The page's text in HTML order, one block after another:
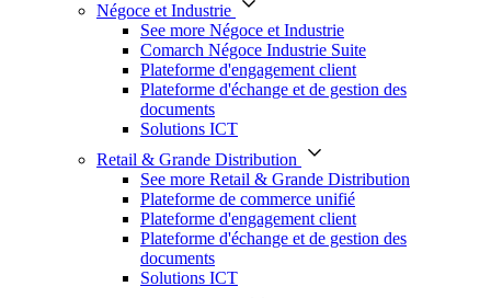
Négoce et Industrie
See more Négoce et Industrie
Comarch Négoce Industrie Suite
Plateforme d'engagement client
Plateforme d'échange et de gestion des
documents
Solutions ICT
Retail & Grande Distribution
See more Retail & Grande Distribution
Plateforme de commerce unifié
Plateforme d'engagement client
Plateforme d'échange et de gestion des
documents
Solutions ICT